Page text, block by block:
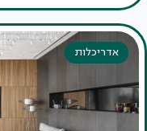
אדריכלות